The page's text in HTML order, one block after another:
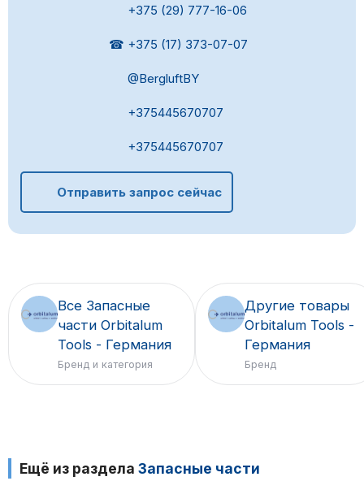
+375 (29) 777-16-06
☎ +375 (17) 373-07-07
@BergluftBY
+375445670707
+375445670707
Отправить запрос сейчас
Все Запасные
части Orbitalum
Tools - Германия
Бренд и категория
Другие товары
Orbitalum Tools -
Германия
Бренд
Ещё из раздела Запасные части